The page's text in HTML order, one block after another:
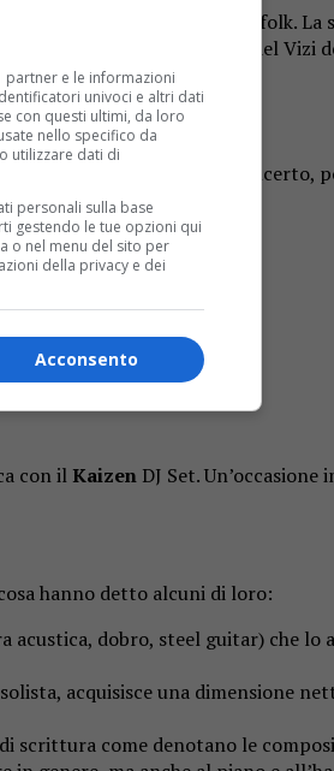
il blues, il country e il folk. La
rurale ed elegante del Vizi
di qualità. Prima del
ogni palato.
con il Kaizen DJ Set.
hanno detto alcuni di loro:
dobro, steel guitar) che lo
acquisisce una dimensione
scrittura come denotano le
e le informazioni
univoci e altri dati
con questi ultimi, da loro
nello specifico da
utilizzare dati di
personali sulla base
gestendo le tue opzioni qui
o nel menu del sito per
della privacy e dei
Acconsento